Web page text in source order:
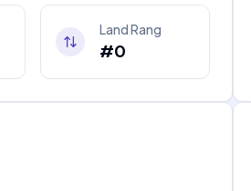
Land Rang
#0